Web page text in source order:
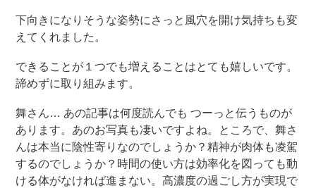
下向きになりそうな姿勢にさっと風穴を開け気持ちも変
えてくれました。
できることが１つでも増えることはとても嬉しいです。
諦めずに取り組みます。
舞さん… あの記事は何度読んでも つーっと伝うものが
あります。あのお写真も凄いですよね。ところで、舞さ
んは本当に陰性寄りなのでしょうか？精神が肉体も凌駕
するのでしょうか？時間の使い方は効率化を図っても動
ける体がなければ進まない。高濃度の過ごし方が実現で